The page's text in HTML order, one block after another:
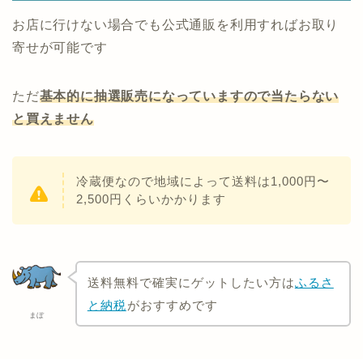
お店に行けない場合でも公式通販を利用すればお取り
寄せが可能です
ただ基本的に抽選販売になっていますので当たらない
と買えません
冷蔵便なので地域によって送料は1,000円〜
2,500円くらいかかります
まぼ
送料無料で確実にゲットしたい方はふるさ
と納税がおすすめです